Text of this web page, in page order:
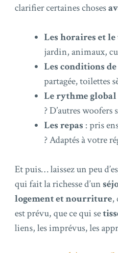
clarifier certaines choses
Les horaires et le
jardin, animaux,
Les conditions
partagée, toilettes
Le rythme global
? D’autres woofers
Les repas : pris
? Adaptés à votre
Et puis… laissez un peu
qui fait la richesse d’un
logement et nourriture,
est prévu, que ce qui se
liens, les imprévus, les